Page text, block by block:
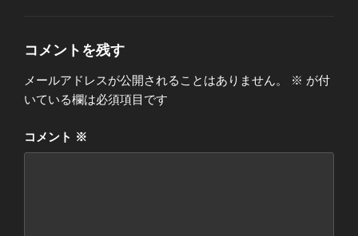
コメントを残す
メールアドレスが公開されることはありません。 ※ が付
いている欄は必須項目です
コメント ※